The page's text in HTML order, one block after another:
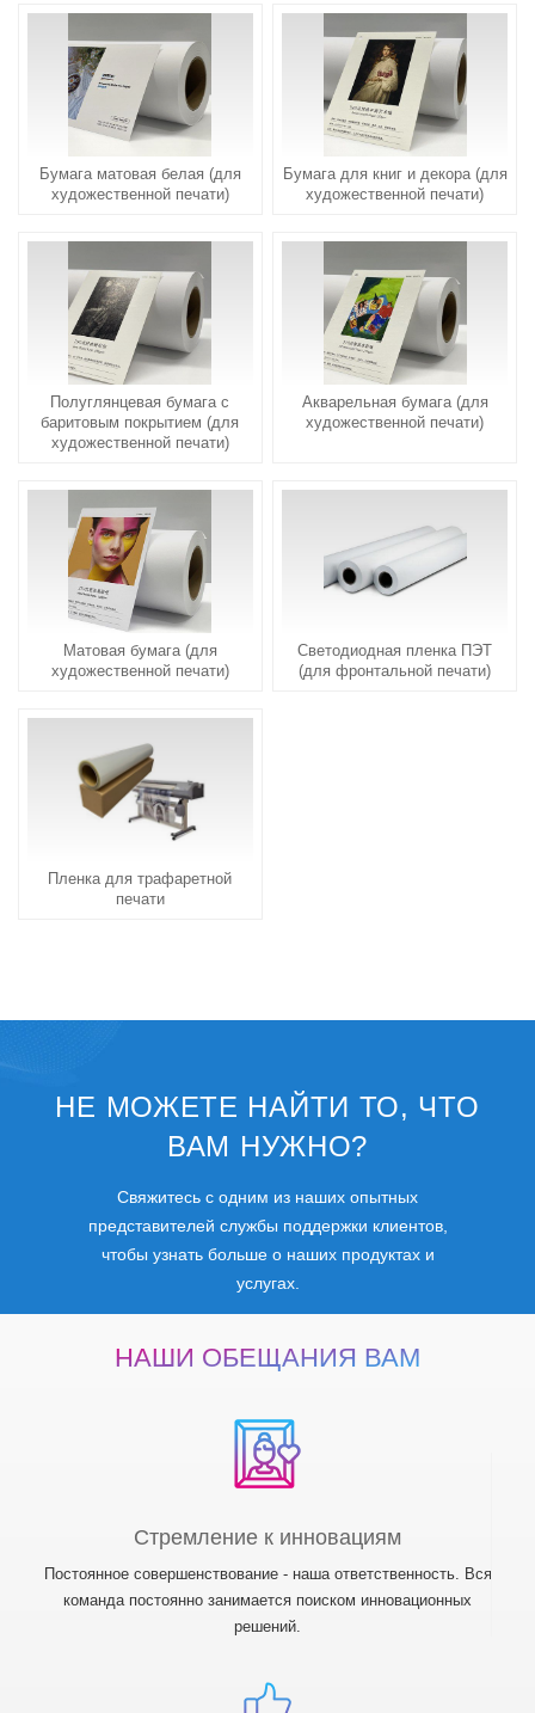
Бумага матовая белая (для
художественной печати)
Бумага для книг и декора (для
художественной печати)
Полуглянцевая бумага с
баритовым покрытием (для
художественной печати)
Акварельная бумага (для
художественной печати)
Матовая бумага (для
художественной печати)
Светодиодная пленка ПЭТ
(для фронтальной печати)
Пленка для трафаретной
печати
НЕ МОЖЕТЕ НАЙТИ ТО, ЧТО
ВАМ НУЖНО?
Свяжитесь с одним из наших опытных
представителей службы поддержки клиентов,
чтобы узнать больше о наших продуктах и
услугах.
НАШИ ОБЕЩАНИЯ ВАМ
Стремление к инновациям
Постоянное совершенствование - наша ответственность. Вся
команда постоянно занимается поиском инновационных
решений.